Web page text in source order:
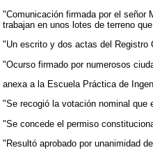
"Comunicación firmada por el señor
trabajan en unos lotes de terreno
"Un escrito y dos actas del Registro
"Ocurso firmado por numerosos
anexa a la Escuela Práctica de
"Se recogió la votación nominal que
"Se concede el permiso
"Resultó aprobado por unanimidad